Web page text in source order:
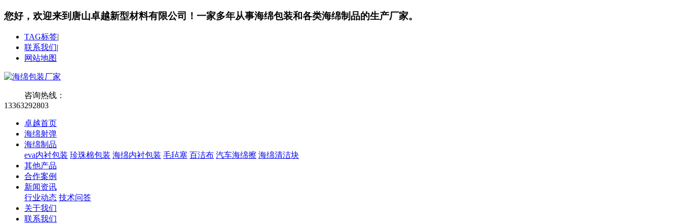
您好，欢迎来到唐山卓越新型材料有限公司！ 一家多年从事海绵包装和各类海绵制品的生产厂家。
TAG标签|
联系我们|
网站地图
咨询热线：
13363292803
卓越首页
海绵射弹
海绵制品
eva内衬包装 珍珠棉包装 海绵内衬包装 毛毡塞 百洁布 汽车海绵擦 海绵清洁块
其他产品
合作案例
新闻资讯
行业动态 技术问答
关于我们
联系我们